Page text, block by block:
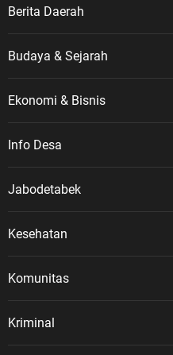
Berita Daerah
Budaya & Sejarah
Ekonomi & Bisnis
Info Desa
Jabodetabek
Kesehatan
Komunitas
Kriminal